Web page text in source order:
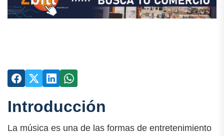
Introducción
La música es una de las formas de entretenimiento